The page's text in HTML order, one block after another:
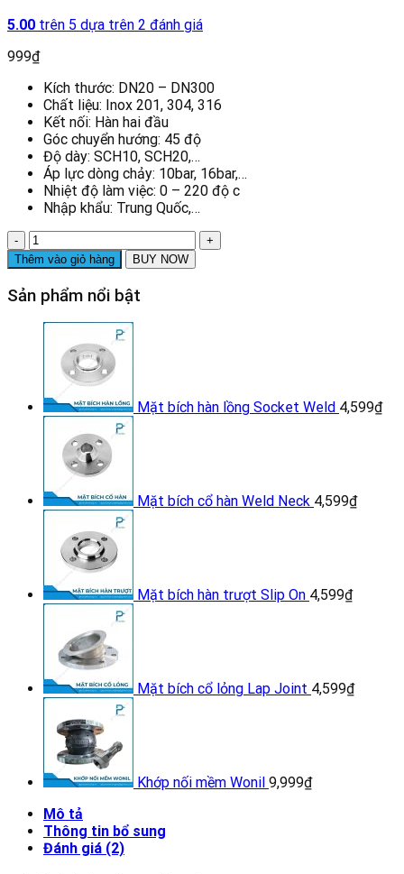
5.00 trên 5 dựa trên 2 đánh giá
999₫
Kích thước: DN20 – DN300
Chất liệu: Inox 201, 304, 316
Kết nối: Hàn hai đầu
Góc chuyển hướng: 45 độ
Độ dày: SCH10, SCH20,…
Áp lực dòng chảy: 10bar, 16bar,…
Nhiệt độ làm việc: 0 – 220 độ c
Nhập khẩu: Trung Quốc,…
Chếch
hàn
inox
số
lượng
Thêm vào giỏ hàng BUY NOW
Sản phẩm nổi bật
Mặt bích hàn lồng Socket Weld 4,599₫
Mặt bích cổ hàn Weld Neck 4,599₫
Mặt bích hàn trượt Slip On 4,599₫
Mặt bích cổ lỏng Lap Joint 4,599₫
Khớp nối mềm Wonil 9,999₫
Mô tả
Thông tin bổ sung
Đánh giá (2)